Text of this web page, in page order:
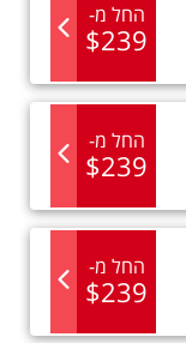
החל מ-
$239
החל מ-
$239
החל מ-
$239